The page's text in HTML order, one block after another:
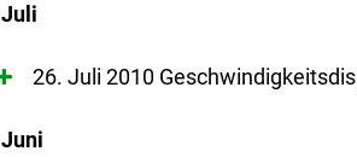
Juli
26. Juli 2010
Juni